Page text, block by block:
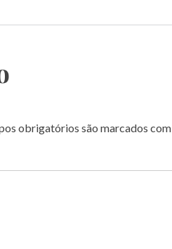
obrigatórios são marcados com